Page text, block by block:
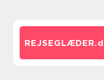
REJSEGLÆDER.